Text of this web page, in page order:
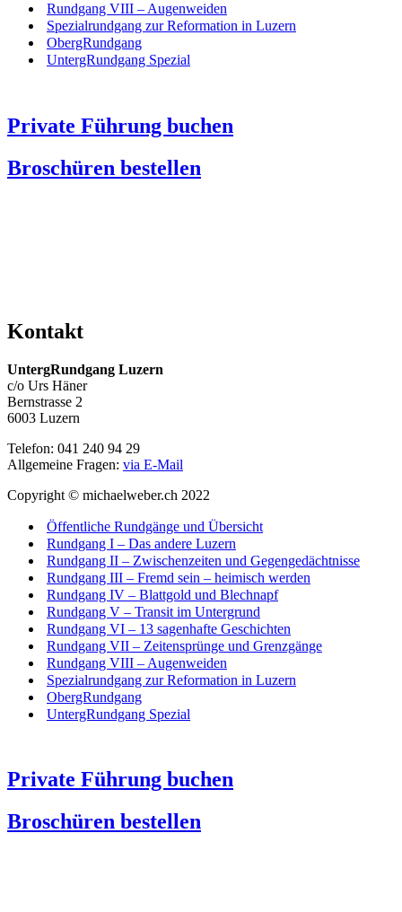
Rundgang VIII – Augenweiden
Spezialrundgang zur Reformation in Luzern
ObergRundgang
UntergRundgang Spezial
Private Führung buchen
Broschüren bestellen
Kontakt
UntergRundgang Luzern
c/o Urs Häner
Bernstrasse 2
6003 Luzern
Telefon: 041 240 94 29
Allgemeine Fragen: via E-Mail
Copyright © michaelweber.ch 2022
Öffentliche Rundgänge und Übersicht
Rundgang I – Das andere Luzern
Rundgang II – Zwischenzeiten und Gegengedächtnisse
Rundgang III – Fremd sein – heimisch werden
Rundgang IV – Blattgold und Blechnapf
Rundgang V – Transit im Untergrund
Rundgang VI – 13 sagenhafte Geschichten
Rundgang VII – Zeitensprünge und Grenzgänge
Rundgang VIII – Augenweiden
Spezialrundgang zur Reformation in Luzern
ObergRundgang
UntergRundgang Spezial
Private Führung buchen
Broschüren bestellen